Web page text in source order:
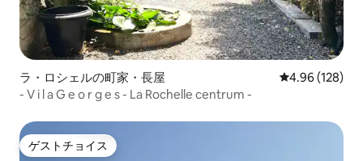
ラ・ロシェルの町家・長屋 レビュー128
4.96 (128)
- V i l a G e o r g e s - La Rochelle centrum -
ゲストチョイス
ゲストチョイス